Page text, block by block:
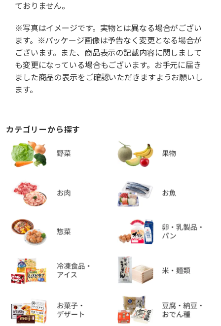
ておりません。
※写真はイメージです。実物とは異なる場合がござい
ます。※パッケージ画像は予告なく変更となる場合が
ございます。また、商品表示の記載内容に関しまして
も変更になっている場合もございます。お手元に届き
ました商品の表示をご確認いただきますようお願いし
ます。
カテゴリーから探す